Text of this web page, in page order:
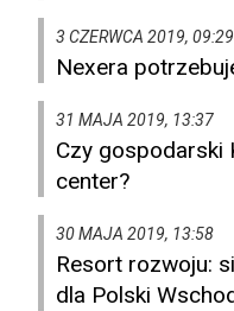
3 CZERWCA 2019, 09:29
Nexera
31 MAJA 2019, 13:37
Czy gospodarski
center?
30 MAJA 2019, 13:58
Resort rozwoju:
dla Polski